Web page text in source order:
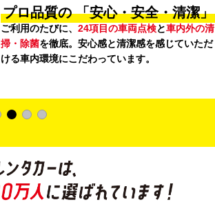
プロ品質の 「安心・安全・清潔」
ご利用のたびに、 24項目の車両点検と車内外の清
掃・除菌を徹底。安心感と清潔感を感じていただ
ける車内環境にこだわっています。